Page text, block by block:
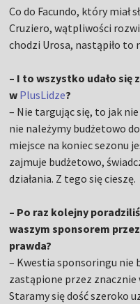
Co do Facundo, który miał
Cruziero, wątpliwości
chodzi Urosa, nastąpiło to
– I to wszystko udało się
w PlusLidze?
– Nie targując się, to jak
nie należymy budżetowo
miejsce na koniec sezonu
zajmuje budżetowo,
działania. Z tego się cieszę.
– Po raz kolejny
waszym sponsorem
prawda?
– Kwestia sponsoringu nie
zastąpione przez znacznie
Staramy się dość szeroko